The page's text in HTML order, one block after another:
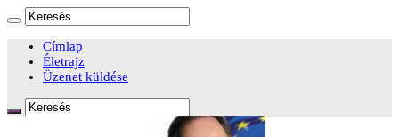
Címlap
Életrajz
Üzenet küldése